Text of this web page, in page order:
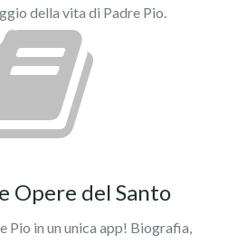
della vita di Padre Pio.
Opere del Santo
Pio in un unica app! Biografia,